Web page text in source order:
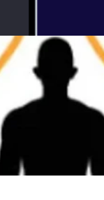
meditation and
Training-
confidence &